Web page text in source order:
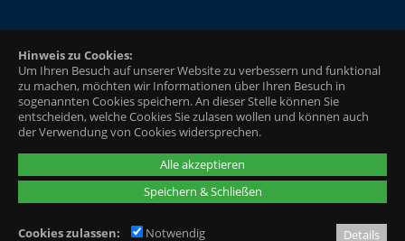
Alle akzeptieren
Speichern & Schließen
Hinweis zu Cookies:
Um Ihren Besuch auf unserer Website zu verbessern und funktional
zu machen, möchten wir Informationen über Ihren Besuch in
sogenannten Cookies speichern. An dieser Stelle können Sie
entscheiden, welche Cookies Sie zulasen wollen und können auch
der Verwendung von Cookies widersprechen.
Cookies zulassen: Notwendig Details